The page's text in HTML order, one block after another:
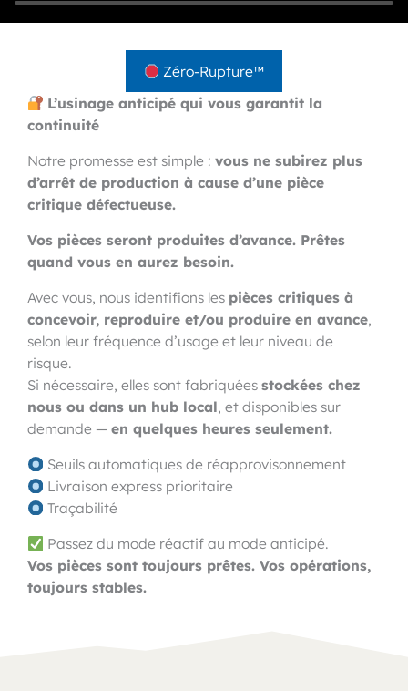
Zéro-Rupture™
L’usinage anticipé qui vous garantit la
continuité
Notre promesse est simple : vous ne subirez plus
d’arrêt de production à cause d’une pièce
critique défectueuse.
Vos pièces seront produites d’avance. Prêtes
quand vous en aurez besoin.
Avec vous, nous identifions les pièces critiques à
concevoir, reproduire et/ou produire en avance,
selon leur fréquence d’usage et leur niveau de
risque.
Si nécessaire, elles sont fabriquées stockées chez
nous ou dans un hub local, et disponibles sur
demande — en quelques heures seulement.
Seuils automatiques de réapprovisonnement
Livraison express prioritaire
Traçabilité
Passez du mode réactif au mode anticipé.
Vos pièces sont toujours prêtes. Vos opérations,
toujours stables.